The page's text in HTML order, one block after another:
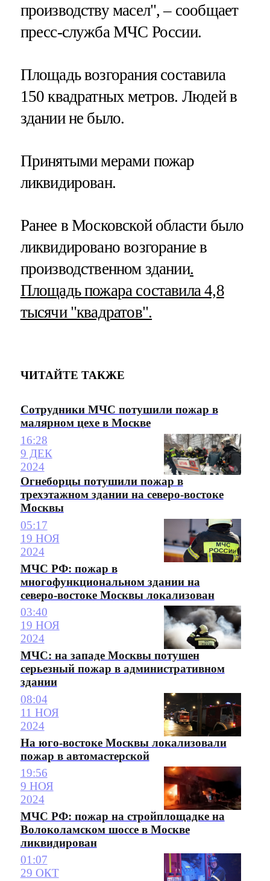
производству масел", – сообщает
пресс-служба МЧС России.
Площадь возгорания составила
150 квадратных метров. Людей в
здании не было.
Принятыми мерами пожар
ликвидирован.
Ранее в Московской области было
ликвидировано возгорание в
производственном здании.
Площадь пожара составила 4,8
тысячи "квадратов".
ЧИТАЙТЕ ТАКЖЕ
Сотрудники МЧС потушили пожар в
малярном цехе в Москве
16:28
9 ДЕК
2024
Огнеборцы потушили пожар в
трехэтажном здании на северо-востоке
Москвы
05:17
19 НОЯ
2024
МЧС РФ: пожар в
многофункциональном здании на
северо-востоке Москвы локализован
03:40
19 НОЯ
2024
МЧС: на западе Москвы потушен
серьезный пожар в административном
здании
08:04
11 НОЯ
2024
На юго-востоке Москвы локализовали
пожар в автомастерской
19:56
9 НОЯ
2024
МЧС РФ: пожар на стройплощадке на
Волоколамском шоссе в Москве
ликвидирован
01:07
29 ОКТ